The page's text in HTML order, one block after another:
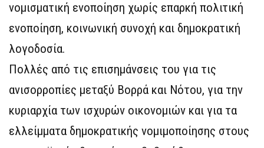
νομισματική ενοποίηση χωρίς επαρκή πολιτική
ενοποίηση, κοινωνική συνοχή και δημοκρατική
λογοδοσία.
Πολλές από τις επισημάνσεις του για τις
ανισορροπίες μεταξύ Βορρά και Νότου, για την
κυριαρχία των ισχυρών οικονομιών και για τα
ελλείμματα δημοκρατικής νομιμοποίησης στους